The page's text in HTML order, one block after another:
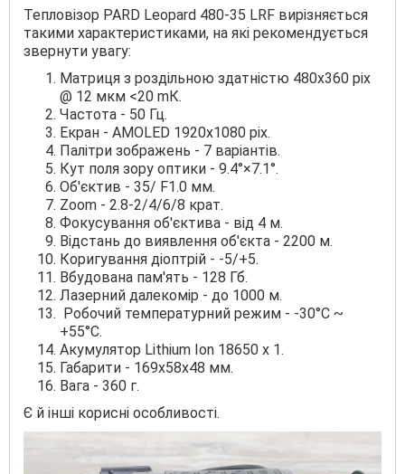
Тепловізор PARD Leopard 480-35 LRF вирізняється
такими характеристиками, на які рекомендується
звернути увагу:
Матриця з роздільною здатністю 480х360 pix
@ 12 мкм <20 mК.
Частота - 50 Гц.
Екран - AMOLED 1920х1080 pix.
Палітри зображень - 7 варіантів.
Кут поля зору оптики - 9.4°×7.1°.
Об'єктив - 35/ F1.0 мм.
Zoom - 2.8-2/4/6/8 крат.
Фокусування об'єктива - від 4 м.
Відстань до виявлення об'єкта - 2200 м.
Коригування діоптрій - -5/+5.
Вбудована пам'ять - 128 Гб.
Лазерний далекомір - до 1000 м.
Робочий температурний режим - -30°C ~
+55°C.
Акумулятор Lithium Ion 18650 х 1.
Габарити - 169х58х48 мм.
Вага - 360 г.
Є й інші корисні особливості.